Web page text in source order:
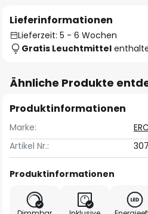
Lieferinformationen
Lieferzeit: 5 - 6 Wochen
Gratis Leuchtmittel
Ähnliche Produkte
Produktinformationen
Marke:
Artikel Nr.:
Produktinformationen